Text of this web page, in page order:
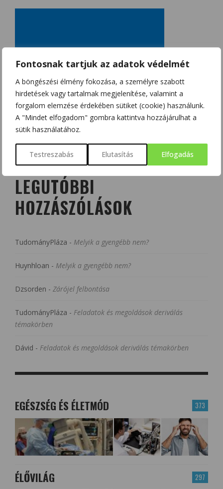
Fontosnak tartjuk az adatok védelmét
A böngészési élmény fokozása, a személyre szabott
hirdetések vagy tartalmak megjelenítése, valamint a
forgalom elemzése érdekében sütiket (cookie) használunk.
A "Mindet elfogadom" gombra kattintva hozzájárulhat a
sütik használatához.
Testreszabás Elutasítás Elfogadás
LEGUTÓBBI
HOZZÁSZÓLÁSOK
TudományPláza - Melyik a gyengébb nem?
Huynhloan - Melyik a gyengébb nem?
Dzsorden - Zárójel felbontása
TudományPláza - Feladatok és megoldások deriválás
témakörben
Dávid - Feladatok és megoldások deriválás témakörben
373
EGÉSZSÉG ÉS ÉLETMÓD
297
ÉLŐVILÁG